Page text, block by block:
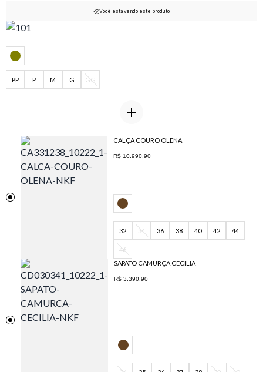
Você está vendo este produto
PP P M G GG
CALÇA COURO OLENA
R$ 10.990,90
32 34 36 38 40 42 44
46
SAPATO CAMURÇA CECILIA
R$ 3.390,90